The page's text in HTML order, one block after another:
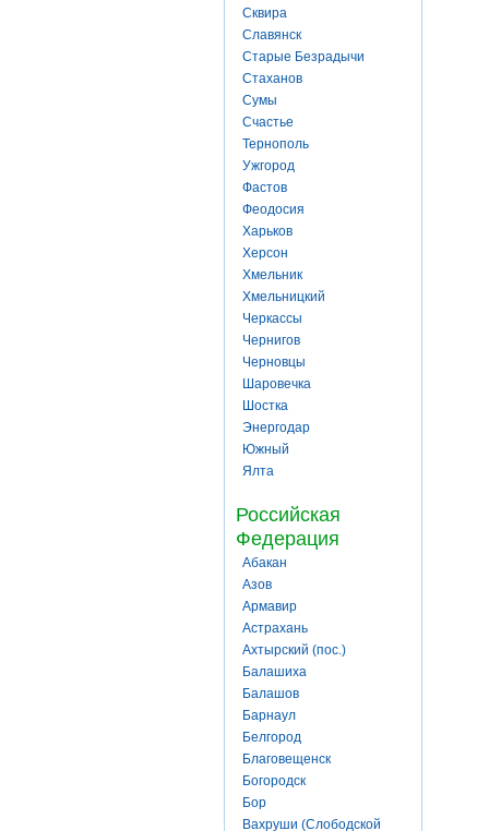
Сквира
Славянск
Старые Безрадычи
Стаханов
Сумы
Счастье
Тернополь
Ужгород
Фастов
Феодосия
Харьков
Херсон
Хмельник
Хмельницкий
Черкассы
Чернигов
Черновцы
Шаровечка
Шостка
Энергодар
Южный
Ялта
Российская
Федерация
Абакан
Азов
Армавир
Астрахань
Ахтырский (пос.)
Балашиха
Балашов
Барнаул
Белгород
Благовещенск
Богородск
Бор
Вахруши (Слободской